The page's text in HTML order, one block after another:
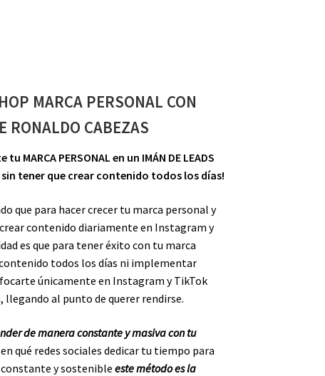
MARCA PERSONAL CON
RONALDO CABEZAS
MARCA PERSONAL en un IMÁN DE LEADS
sin tener que crear contenido todos los días!
que para hacer crecer tu marca personal y
contenido diariamente en Instagram y
es que para tener éxito con tu marca
todos los días ni implementar
únicamente en Instagram y TikTok
llegando al punto de querer rendirse.
de manera constante y masiva con tu
qué redes sociales dedicar tu tiempo para
constante y sostenibleeste método es la